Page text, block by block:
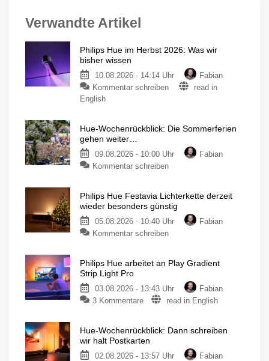
Verwandte Artikel
Philips Hue im Herbst 2026: Was wir
bisher wissen
10.08.2026 - 14:14 Uhr
Fabian
Kommentar schreiben
read in
English
Hue-Wochenrückblick: Die Sommerferien
gehen weiter…
09.08.2026 - 10:00 Uhr
Fabian
Kommentar schreiben
Philips Hue Festavia Lichterkette derzeit
wieder besonders günstig
05.08.2026 - 10:40 Uhr
Fabian
Kommentar schreiben
Philips Hue arbeitet an Play Gradient
Strip Light Pro
03.08.2026 - 13:43 Uhr
Fabian
3 Kommentare
read in English
Hue-Wochenrückblick: Dann schreiben
wir halt Postkarten
02.08.2026 - 13:57 Uhr
Fabian